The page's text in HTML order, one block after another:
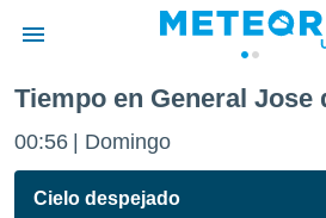
de
ha
Tiempo en General Jose
00:56 Domingo
Cielo despejado